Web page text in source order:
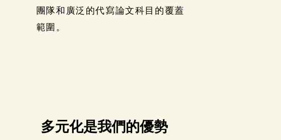
團隊和廣泛的代寫論文科目的覆蓋
範圍。
多元化是我們的優勢